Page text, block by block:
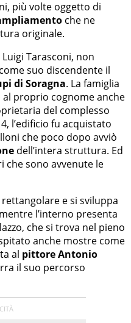
più volte oggetto di
che ne
originale.
Tarasconi, non
suo discendente il
di Soragna. La famiglia
al proprio cognome anche
del complesso
l’edificio fu acquistato
che poco dopo avviò
dell’intera struttura. Ed
che sono avvenute le
e si sviluppa
l’interno presenta
che si trova nel pieno
anche mostre come
al pittore Antonio
il suo percorso